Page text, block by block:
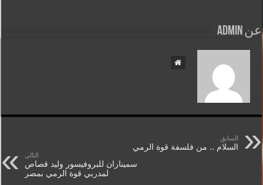
عن admin
السابق
السلام .. من فلسفة قوة الرمي
التالي
سميناران للبروفيسور وليد قصاص
لمدربي قوة الرمي بمصر